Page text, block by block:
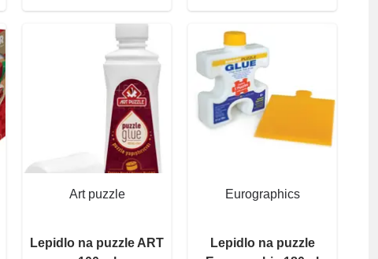
Art puzzle
Lepidlo na puzzle ART
Eurographics
Lepidlo na puzzle